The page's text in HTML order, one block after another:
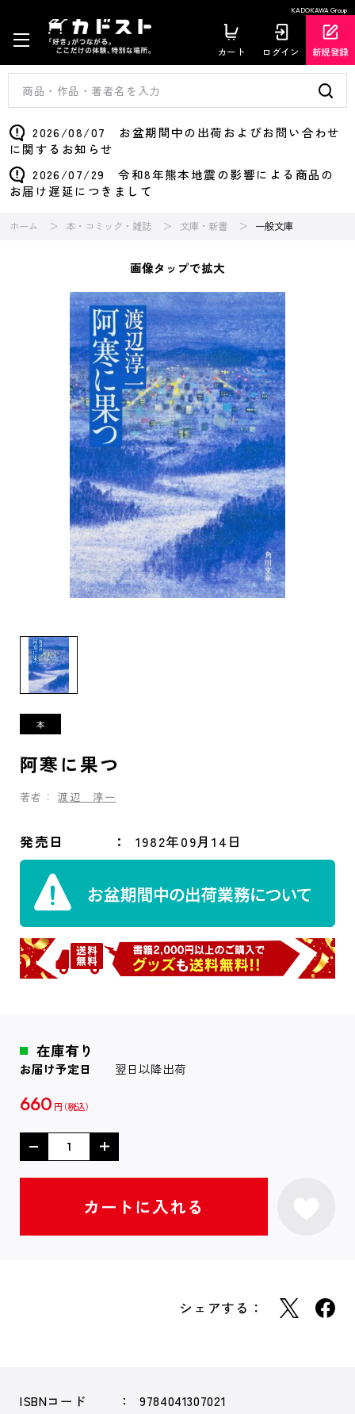
KADOKAWA Group
カート ログイン 新規登録
2026/08/07 お盆期間中の出荷およびお問い合わせ
に関するお知らせ
2026/07/29 令和8年熊本地震の影響による商品の
お届け遅延につきまして
ホーム 本・コミック・雑誌 文庫・新書 一般文庫
画像タップで拡大
阿寒に果つ
著者： 渡辺 淳一
発売日 1982年09月14日
在庫有り
お届け予定日 翌日以降出荷
660 円
シェアする：
ISBNコード
9784041307021